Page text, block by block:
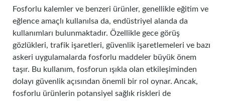
Fosforlu kalemler ve benzeri ürünler, genellikle eğitim ve
eğlence amaçlı kullanılsa da, endüstriyel alanda da
kullanımları bulunmaktadır. Özellikle gece görüş
gözlükleri, trafik işaretleri, güvenlik işaretlemeleri ve bazı
askeri uygulamalarda fosforlu maddeler büyük önem
taşır. Bu kullanım, fosforun ışıkla olan etkileşiminden
dolayı güvenlik açısından önemli bir rol oynar. Ancak,
fosforlu ürünlerin potansiyel sağlık riskleri de